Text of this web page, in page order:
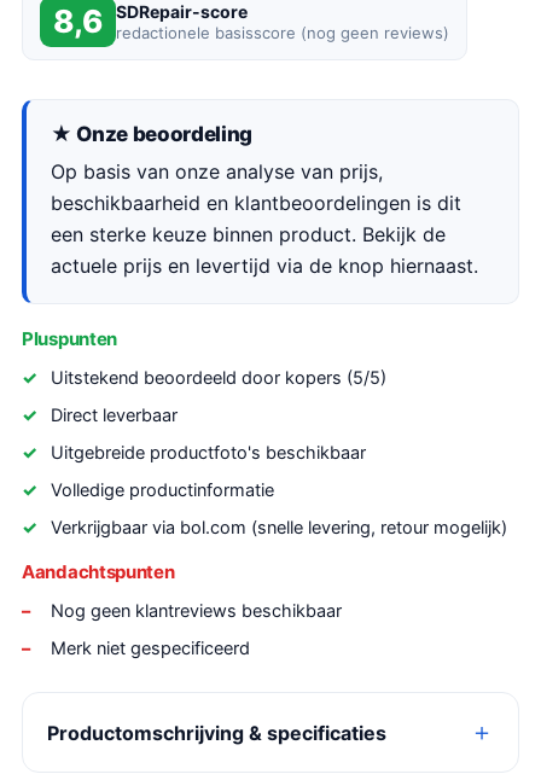
8,6 SDRepair-score
redactionele basisscore (nog geen reviews)
★ Onze beoordeling
Op basis van onze analyse van prijs,
beschikbaarheid en klantbeoordelingen is dit
een sterke keuze binnen product. Bekijk de
actuele prijs en levertijd via de knop hiernaast.
Pluspunten
Uitstekend beoordeeld door kopers (5/5)
Direct leverbaar
Uitgebreide productfoto's beschikbaar
Volledige productinformatie
Verkrijgbaar via bol.com (snelle levering, retour mogelijk)
Aandachtspunten
Nog geen klantreviews beschikbaar
Merk niet gespecificeerd
Productomschrijving & specificaties